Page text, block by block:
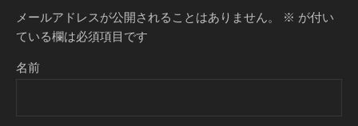
メールアドレスが公開されることはありません。 ※ が付い
ている欄は必須項目です
名前